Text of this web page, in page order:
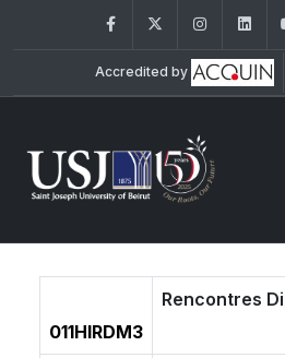
FacebookTwitter
Accredited by
011HIRDM3
Rencontres